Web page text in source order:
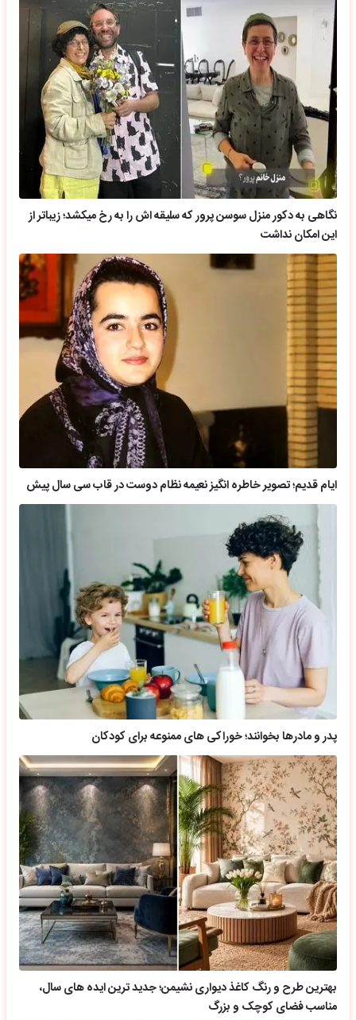
نگاهی به دکور منزل سوسن پرور که سلیقه اش را به رخ میکشد؛ زیباتر از
این امکان نداشت
ایام قدیم؛ تصویر خاطره انگیز نعیمه نظام دوست در قاب سی سال پیش
پدر و مادرها بخوانند؛ خوراکی های ممنوعه برای کودکان
بهترین طرح و رنگ کاغذ دیواری نشیمن؛ جدید ترین ایده های سال،
مناسب فضای کوچک و بزرگ